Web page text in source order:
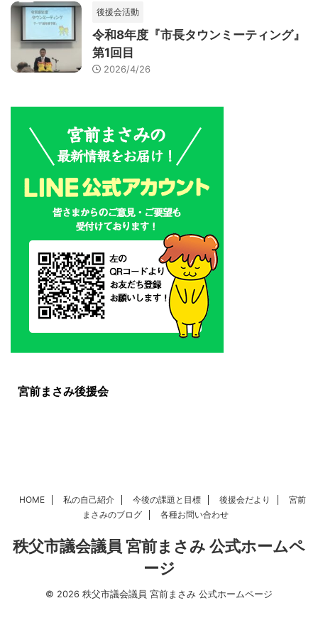
後援会活動
令和8年度『市長タウンミーティング』
第1回目
2026/4/26
宮前まさみ後援会
HOME 私の自己紹介 今後の課題と目標 後援会だより
宮前
まさみのブログ
各種お問い合わせ
秩父市議会議員 宮前まさみ 公式ホームペ
ージ
© 2026 秩父市議会議員 宮前まさみ 公式ホームページ